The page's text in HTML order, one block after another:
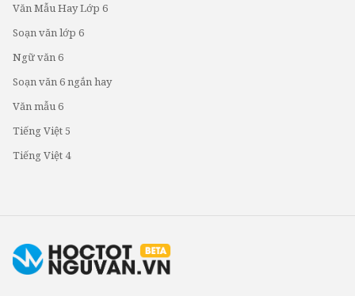
Văn Mẫu Hay Lớp 6
Soạn văn lớp 6
Ngữ văn 6
Soạn văn 6 ngắn hay
Văn mẫu 6
Tiếng Việt 5
Tiếng Việt 4